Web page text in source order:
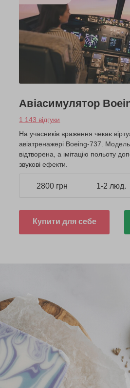
Авіасимулятор
1 143 відгуки
На учасників враження чекає
авіатренажері Boeing-737. Модель
відтворена, а імітацію польоту
звукові ефекти.
2800 грн 1-2 люд.
Купити для себе